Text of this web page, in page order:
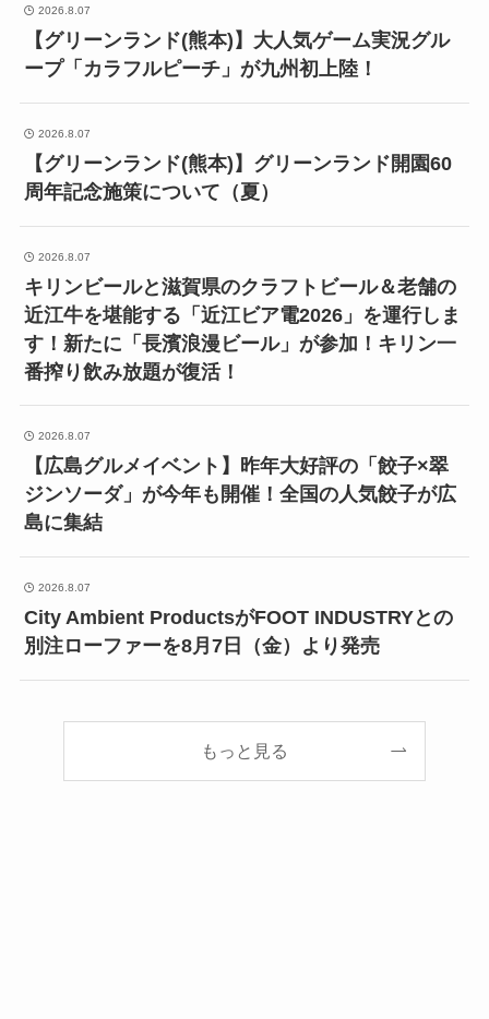
2026.8.07
【グリーンランド(熊本)】大人気ゲーム実況グル
ープ「カラフルピーチ」が九州初上陸！
2026.8.07
【グリーンランド(熊本)】グリーンランド開園60
周年記念施策について（夏）
2026.8.07
キリンビールと滋賀県のクラフトビール＆老舗の
近江牛を堪能する「近江ビア電2026」を運行しま
す！新たに「長濱浪漫ビール」が参加！キリン一
番搾り飲み放題が復活！
2026.8.07
【広島グルメイベント】昨年大好評の「餃子×翠
ジンソーダ」が今年も開催！全国の人気餃子が広
島に集結
2026.8.07
City Ambient ProductsがFOOT INDUSTRYとの
別注ローファーを8月7日（金）より発売
もっと見る